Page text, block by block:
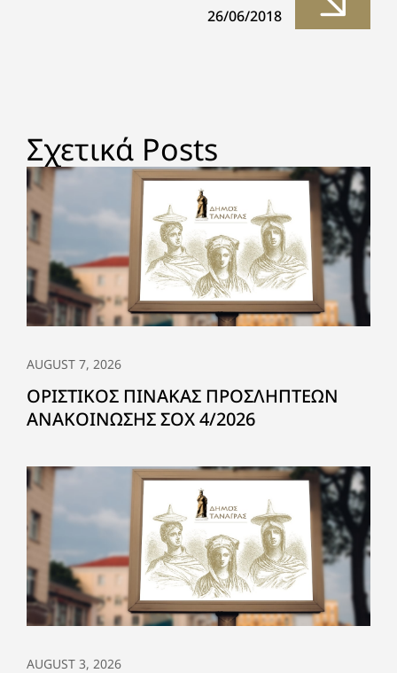
26/06/2018
Σχετικά Posts
AUGUST 7, 2026
ΟΡΙΣΤΙΚΟΣ ΠΙΝΑΚΑΣ ΠΡΟΣΛΗΠΤΕΩΝ
ΑΝΑΚΟΙΝΩΣΗΣ ΣΟΧ 4/2026
AUGUST 3, 2026